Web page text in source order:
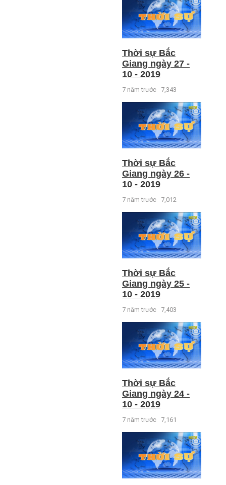
Thời sự Bắc
Giang ngày 27 -
10 - 2019
7 năm trước 7,343
Thời sự Bắc
Giang ngày 26 -
10 - 2019
7 năm trước 7,012
Thời sự Bắc
Giang ngày 25 -
10 - 2019
7 năm trước 7,403
Thời sự Bắc
Giang ngày 24 -
10 - 2019
7 năm trước 7,161